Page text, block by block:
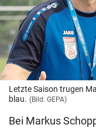
Letzte Saison trugen
blau. (Bild: GEPA)
Bei Markus